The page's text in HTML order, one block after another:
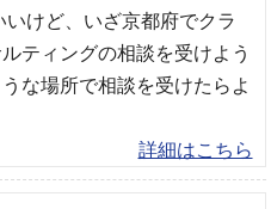
けど、いざ京都府でクラ
ティングの相談を受けよう
な場所で相談を受けたらよ
詳細はこちら